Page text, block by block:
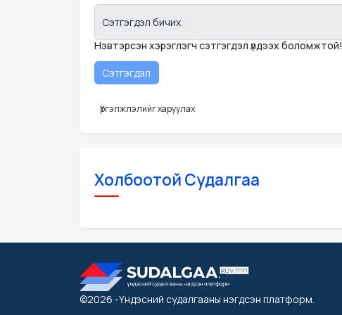
Сэтгэгдэл бичих
Нэвтэрсэн хэрэглэгч сэтгэгдэл үлдээх боломжтой!
Үргэлжлэлийг харуулах
Холбоотой Судалгаа
©2026 -Үндэсний судалгааны нэгдсэн платформ